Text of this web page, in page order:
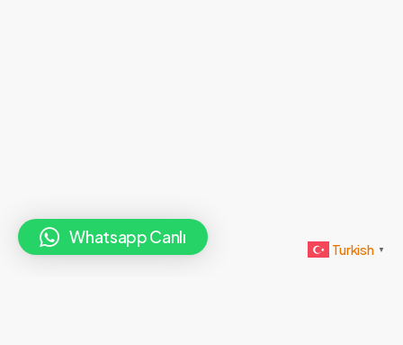
Turkish ▼
Whatsapp Canlı